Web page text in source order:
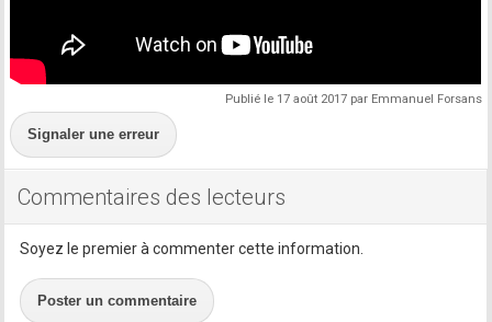
Publié le 17 août 2017 par Emmanuel Forsans
Signaler une erreur
Commentaires des lecteurs
Soyez le premier à commenter cette information.
Poster un commentaire